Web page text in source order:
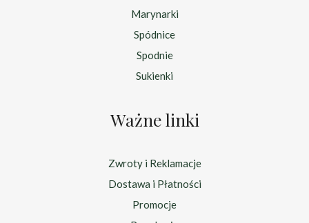
Marynarki
Spódnice
Spodnie
Sukienki
Ważne linki
Zwroty i Reklamacje
Dostawa i Płatności
Promocje